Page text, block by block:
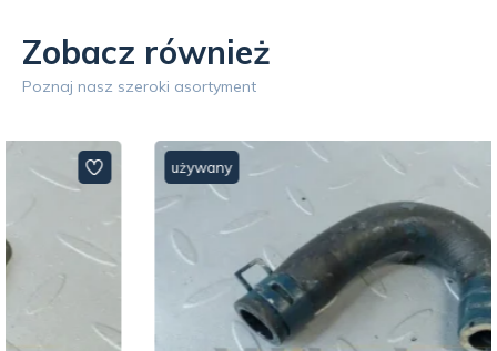
Zobacz również
Poznaj nasz szeroki asortyment
używany